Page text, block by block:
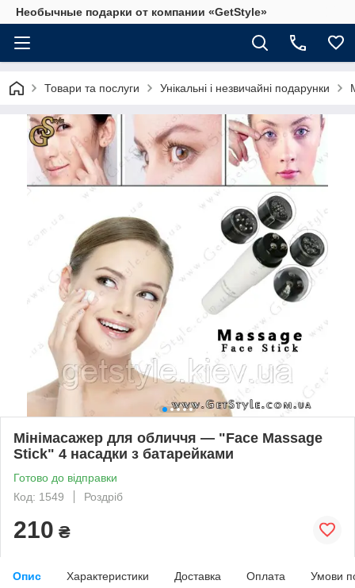
Необычные подарки от компании «GetStyle»
Товари та послуги Унікальні і незвичайні подарунки
Мінімасажер для обличчя — "Face Massage
Stick" 4 насадки з батарейками
Готово до відправки
Код: 1549
Роздріб
210 ₴
Опис Характеристики Доставка Оплата Умови